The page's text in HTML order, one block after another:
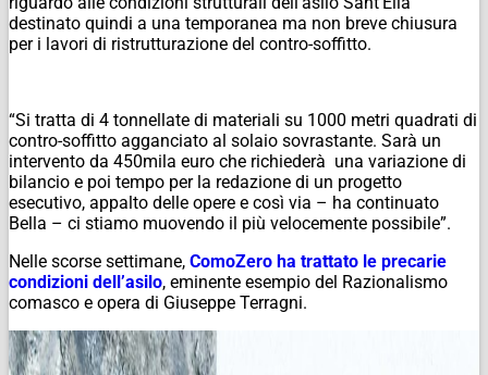
destinato quindi a una temporanea ma non breve chiusura
per i lavori di ristrutturazione del contro-soffitto.
“Si tratta di 4 tonnellate di materiali su 1000 metri quadrati di
contro-soffitto agganciato al solaio sovrastante. Sarà un
intervento da 450mila euro che richiederà una variazione di
bilancio e poi tempo per la redazione di un progetto
esecutivo, appalto delle opere e così via – ha continuato
Bella – ci stiamo muovendo il più velocemente possibile”.
Nelle scorse settimane, ComoZero ha trattato le precarie
condizioni dell’asilo, eminente esempio del Razionalismo
comasco e opera di Giuseppe Terragni.